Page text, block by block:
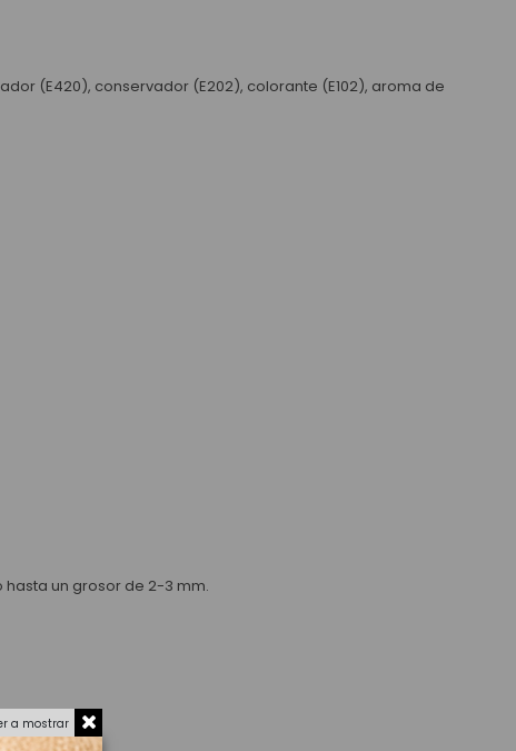
(E420), conservador (E202), colorante (E102), aroma de
un grosor de 2-3 mm.
a mostrar